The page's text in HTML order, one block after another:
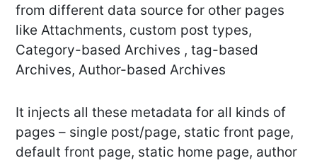
from different data source for other pages
like Attachments, custom post types,
Category-based Archives , tag-based
Archives, Author-based Archives
It injects all these metadata for all kinds of
pages – single post/page, static front page,
default front page, static home page, author